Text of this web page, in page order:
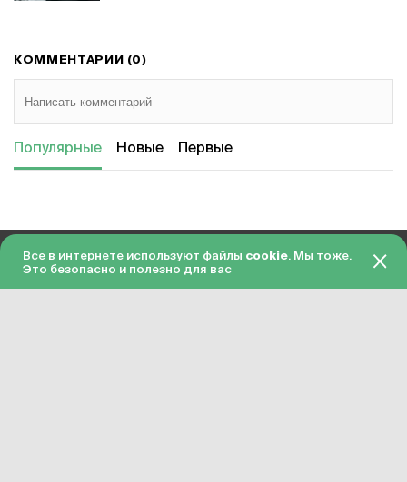
КОММЕНТАРИИ (0)
Популярные Новые Первые
О проекте 18+
Все в интернете используют файлы cookie. Мы тоже.
Это безопасно и полезно для вас